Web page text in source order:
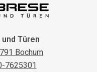
Türen
Bochum
7625301